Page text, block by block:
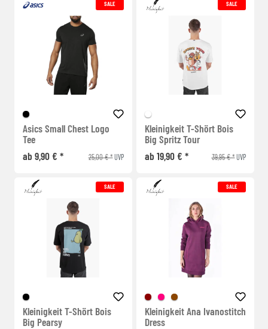
SALE
Asics Small Chest Logo
Tee
ab 9,90 € *
25,00 € *UVP
SALE
Kleinigkeit T-Shört Bois
Big Spritz Tour
ab 19,90 € *
39,95 € *UVP
SALE
Kleinigkeit T-Shört Bois
Big Pearsy
SALE
Kleinigkeit Ana Ivanostitch
Dress